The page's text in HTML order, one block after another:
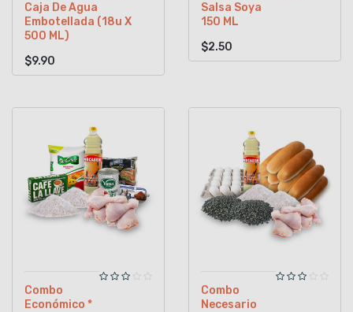
Caja De Agua
Embotellada (18u X
500 ML)
$9.90
Salsa Soya
150 ML
$2.50
Combo
Económico *
Combo
Necesario